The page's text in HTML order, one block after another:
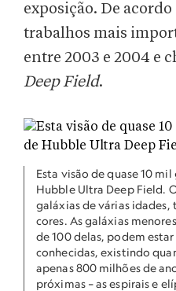
exposição. De
trabalhos mais
entre 2003 e 2004 e
Deep Field.
Esta visão de quase 10
Hubble Ultra Deep Field.
galáxias de várias idades,
cores. As galáxias
de 100 delas, podem
conhecidas, existindo
apenas 800 milhões de
próximas – as espirais e